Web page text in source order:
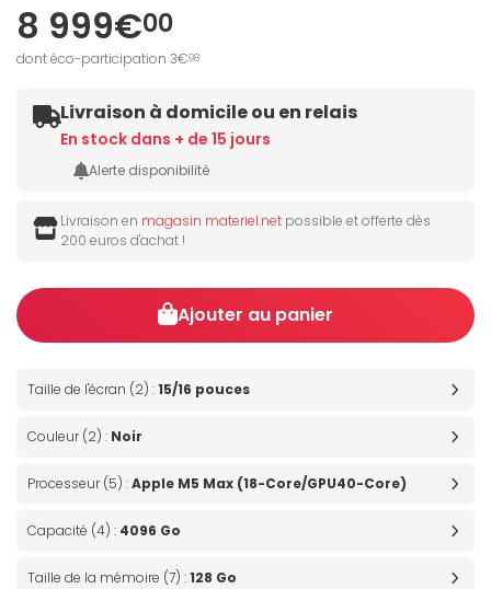
8 999€00
dont éco-participation 3€98
Livraison à domicile ou en relais
En stock dans + de 15 jours
Alerte disponibilité
Livraison en magasin materiel.net possible et offerte dès
200 euros d'achat !
Ajouter au panier
Taille de l'écran (2) :15/16 pouces
Couleur (2) : Noir
Processeur (5) :Apple M5 Max (18-Core/GPU40-Core)
Capacité (4) : 4096 Go
Taille de la mémoire (7) :128 Go